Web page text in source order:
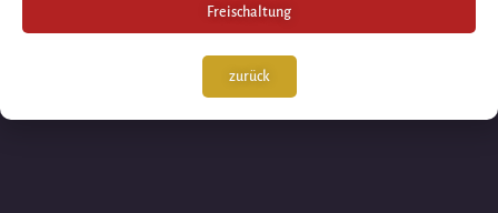
Freischaltung
zurück